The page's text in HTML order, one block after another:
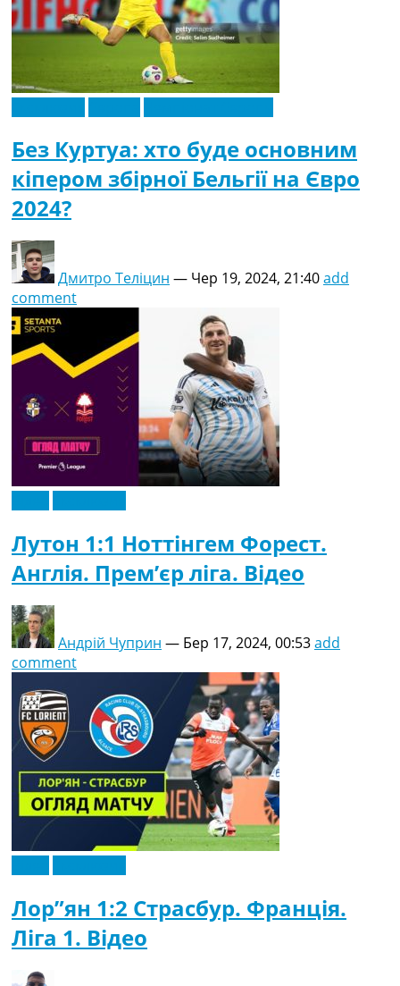
Без Куртуа: хто буде основним
кіпером збірної Бельгії на Євро
2024?
Дмитро Теліцин — Чер 19, 2024, 21:40add
comment
Лутон 1:1 Ноттінгем Форест.
Англія. Прем’єр ліга. Відео
Андрій Чуприн — Бер 17, 2024, 00:53add
comment
Лор”ян 1:2 Страсбур. Франція.
Ліга 1. Відео